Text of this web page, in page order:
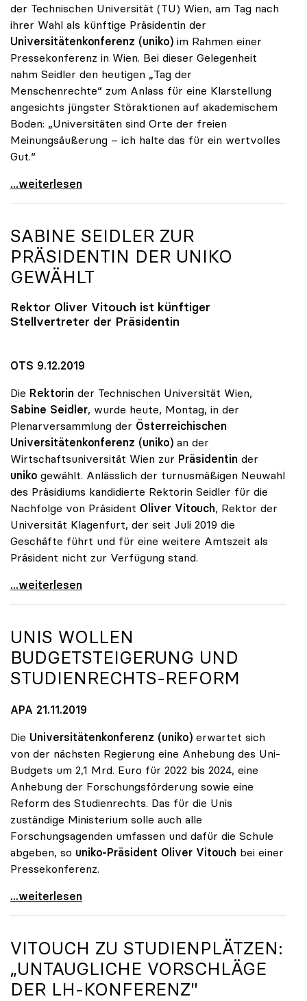
der Technischen Universität (TU) Wien, am Tag nach
ihrer Wahl als künftige Präsidentin der
Universitätenkonferenz (uniko) im Rahmen einer
Pressekonferenz in Wien. Bei dieser Gelegenheit
nahm Seidler den heutigen „Tag der
Menschenrechte“ zum Anlass für eine Klarstellung
angesichts jüngster Störaktionen auf akademischem
Boden: „Universitäten sind Orte der freien
Meinungsäußerung – ich halte das für ein wertvolles
Gut.“
Seidler: „Universitäten sind Orte der freien
...weiterlesen
SABINE SEIDLER ZUR
PRÄSIDENTIN DER UNIKO
GEWÄHLT
Rektor Oliver Vitouch ist künftiger
Stellvertreter der Präsidentin
OTS 9.12.2019
Die Rektorin der Technischen Universität Wien,
Sabine Seidler, wurde heute, Montag, in der
Plenarversammlung der Österreichischen
Universitätenkonferenz (uniko) an der
Wirtschaftsuniversität Wien zur Präsidentin der
uniko gewählt. Anlässlich der turnusmäßigen Neuwahl
des Präsidiums kandidierte Rektorin Seidler für die
Nachfolge von Präsident Oliver Vitouch, Rektor der
Universität Klagenfurt, der seit Juli 2019 die
Geschäfte führt und für eine weitere Amtszeit als
Präsident nicht zur Verfügung stand.
Sabine Seidler zur Präsidentin der uniko gewählt
...weiterlesen
UNIS WOLLEN
BUDGETSTEIGERUNG UND
STUDIENRECHTS-REFORM
APA 21.11.2019
Die Universitätenkonferenz (uniko) erwartet sich
von der nächsten Regierung eine Anhebung des Uni-
Budgets um 2,1 Mrd. Euro für 2022 bis 2024, eine
Anhebung der Forschungsförderung sowie eine
Reform des Studienrechts. Das für die Unis
zuständige Ministerium solle auch alle
Forschungsagenden umfassen und dafür die Schule
abgeben, so uniko-Präsident Oliver Vitouch bei einer
Pressekonferenz.
Unis wollen Budgetsteigerung und
...weiterlesen
VITOUCH ZU STUDIENPLÄTZEN:
„UNTAUGLICHE VORSCHLÄGE
DER LH-KONFERENZ"